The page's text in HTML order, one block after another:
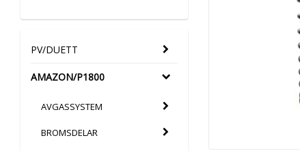
PV/DUETT
AMAZON/P1800
AVGASSYSTEM
BROMSDELAR